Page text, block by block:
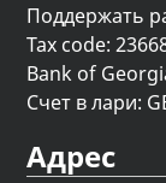
Поддержать
Tax code:
Bank of
Счет в лари:
Адрес